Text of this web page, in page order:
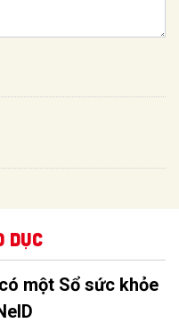
dục
một Sổ sức khỏe